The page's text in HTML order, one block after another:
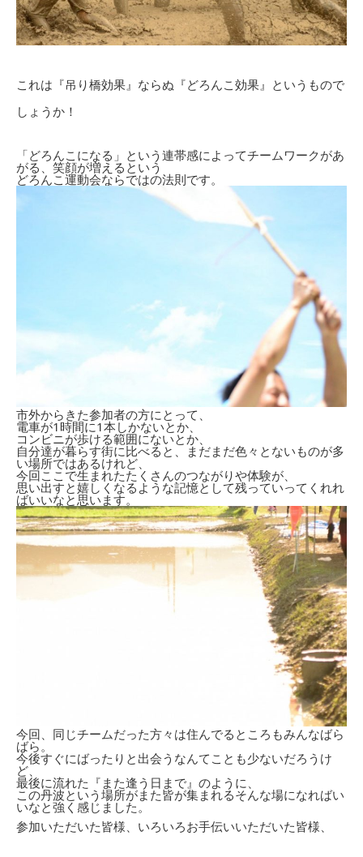
これは『吊り橋効果』ならぬ『どろんこ効果』というもので
しょうか！
「どろんこになる」という連帯感によってチームワークがあ
がる、笑顔が増えるという
どろんこ運動会ならではの法則です。
市外からきた参加者の方にとって、
電車が1時間に1本しかないとか、
コンビニが歩ける範囲にないとか、
自分達が暮らす街に比べると、まだまだ色々とないものが多
い場所ではあるけれど、
今回ここで生まれたたくさんのつながりや体験が、
思い出すと嬉しくなるような記憶として残っていってくれれ
ばいいなと思います。
今回、同じチームだった方々は住んでるところもみんなばら
ばら。
今後すぐにばったりと出会うなんてことも少ないだろうけ
ど、
最後に流れた『また逢う日まで』のように、
この丹波という場所がまた皆が集まれるそんな場になればい
いなと強く感じました。
参加いただいた皆様、いろいろお手伝いいただいた皆様、